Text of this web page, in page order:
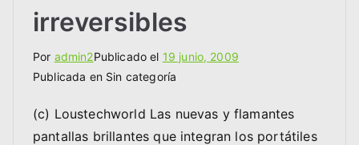
irreversibles
Por admin2Publicado el 19 junio, 2009
Publicada en Sin categoría
(c) Loustechworld Las nuevas y flamantes
pantallas brillantes que integran los portátiles